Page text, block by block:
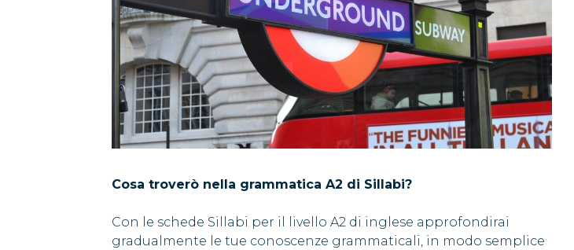
Cosa troverò nella grammatica A2 di Sillabi?
Con le schede Sillabi per il livello A2 di inglese approfondirai
gradualmente le tue conoscenze grammaticali, in modo semplice